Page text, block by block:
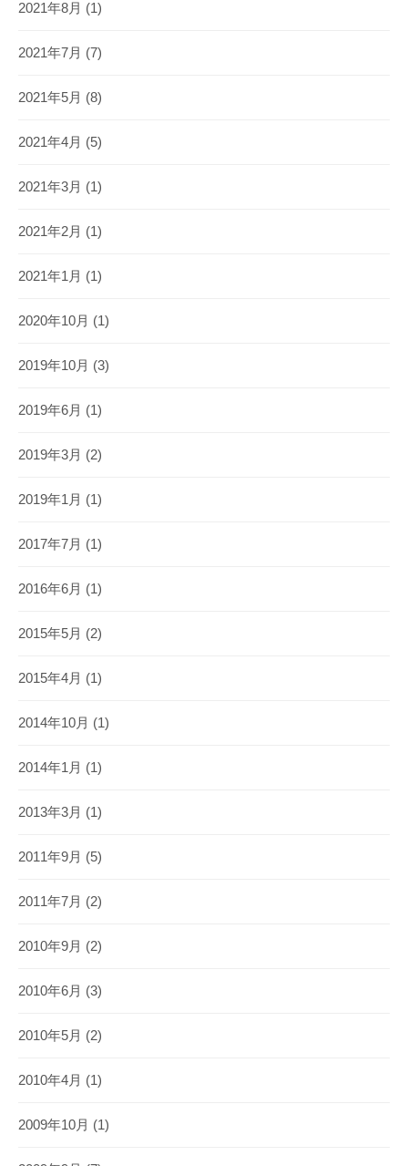
2021年8月 (1)
2021年7月 (7)
2021年5月 (8)
2021年4月 (5)
2021年3月 (1)
2021年2月 (1)
2021年1月 (1)
2020年10月 (1)
2019年10月 (3)
2019年6月 (1)
2019年3月 (2)
2019年1月 (1)
2017年7月 (1)
2016年6月 (1)
2015年5月 (2)
2015年4月 (1)
2014年10月 (1)
2014年1月 (1)
2013年3月 (1)
2011年9月 (5)
2011年7月 (2)
2010年9月 (2)
2010年6月 (3)
2010年5月 (2)
2010年4月 (1)
2009年10月 (1)